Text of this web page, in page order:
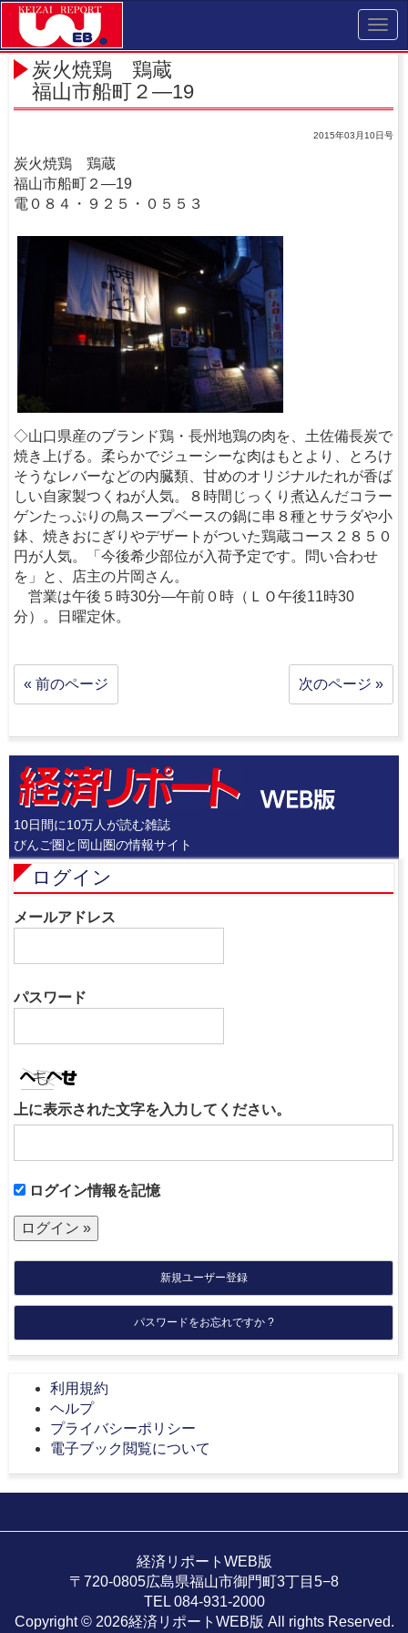
炭火焼鶏 鶏蔵
福山市船町２―19
2015年03月10日号
炭火焼鶏 鶏蔵
福山市船町２―19
電０８４・９２５・０５５３
◇山口県産のブランド鶏・長州地鶏の肉を、土佐備長炭で
焼き上げる。柔らかでジューシーな肉はもとより、とろけ
そうなレバーなどの内臓類、甘めのオリジナルたれが香ば
しい自家製つくねが人気。８時間じっくり煮込んだコラー
ゲンたっぷりの鳥スープベースの鍋に串８種とサラダや小
鉢、焼きおにぎりやデザートがついた鶏蔵コース２８５０
円が人気。「今後希少部位が入荷予定です。問い合わせ
を」と、店主の片岡さん。
営業は午後５時30分―午前０時（ＬＯ午後11時30
分）。日曜定休。
« 前のページ 次のページ »
10日間に10万人が読む雑誌
びんご圏と岡山圏の情報サイト
ログイン
メールアドレス
パスワード
上に表示された文字を入力してください。
ログイン情報を記憶
新規ユーザー登録
パスワードをお忘れですか ?
利用規約
ヘルプ
プライバシーポリシー
電子ブック閲覧について
経済リポートWEB版
〒720-0805広島県福山市御門町3丁目5−8
TEL 084-931-2000
Copyright © 2026経済リポートWEB版 All rights Reserved.